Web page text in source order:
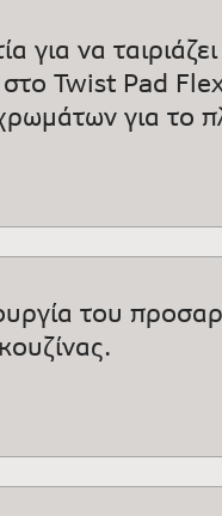
για να
Twist Pad
για το
του